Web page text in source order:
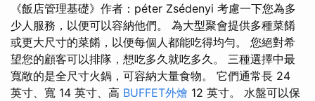
《飯店管理基礎》作者：péter Zsédenyi 考慮一下您為多
少人服務，以便可以容納他們。 為大型聚會提供多種菜餚
或更大尺寸的菜餚，以便每個人都能吃得均勻。 您絕對希
望您的顧客可以排隊，想吃多久就吃多久。 三種選擇中最
寬敞的是全尺寸火鍋，可容納大量食物。 它們通常長 24
英寸、寬 14 英寸、高 BUFFET外燴 12 英寸。 水盤可以保